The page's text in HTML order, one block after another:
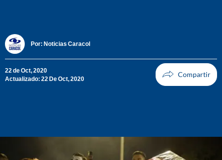
Por: Noticias Caracol
22 de Oct, 2020
Actualizado: 22 De Oct, 2020